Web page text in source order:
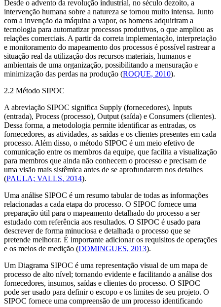
Desde o advento da revolução industrial, no século dezoito, a
intervenção humana sobre a natureza se tornou muito intensa. Junto
com a invenção da máquina a vapor, os homens adquiriram a
tecnologia para automatizar processos produtivos, o que ampliou as
relações comerciais. A partir da correta implementação, interpretação
e monitoramento do mapeamento dos processos é possível rastrear a
situação real da utilização dos recursos materiais, humanos e
ambientais de uma organização, possibilitando a mensuração e
minimização das perdas na produção (ROQUE, 2010).
2.2 Método SIPOC
A abreviação SIPOC significa Supply (fornecedores), Inputs
(entrada), Process (processo), Output (saída) e Consumers (clientes).
Dessa forma, a metodologia permite identificar as entradas, os
fornecedores, as atividades, as saídas e os clientes presentes em cada
processo. Além disso, o método SIPOC é um meio efetivo de
comunicação entre os membros da equipe, que facilita a visualização
para membros que ainda não conhecem o processo e precisam de
uma visão mais sistêmica antes de se aprofundarem nos detalhes
(PAULA; VALLS, 2014).
Uma análise SIPOC é um resumo tabular de todas as informações
relacionadas a cada etapa do processo. O SIPOC fornece uma
preparação útil para o mapeamento detalhado do processo a ser
estudado com referência aos resultados. O SIPOC é usado para
descrever de forma minuciosa e detalhada o processo que se
pretende melhorar. É importante adicionar os requisitos de operações
e os meios de medição (DOMINGUES, 2013).
Um Diagrama SIPOC é uma representação visual de um mapa de
processo de alto nível; tornando evidente e facilitando a análise dos
fornecedores, insumos, saídas e clientes do processo. O SIPOC
pode ser usado para definir o escopo e os limites de seu projeto. O
SIPOC fornece uma compreensão de um processo identificando